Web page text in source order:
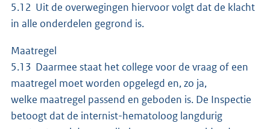
5.12 Uit de overwegingen hiervoor volgt dat de klacht
in alle onderdelen gegrond is.
Maatregel
5.13 Daarmee staat het college voor de vraag of een
maatregel moet worden opgelegd en, zo ja,
welke maatregel passend en geboden is. De Inspectie
betoogt dat de internist-hematoloog langdurig